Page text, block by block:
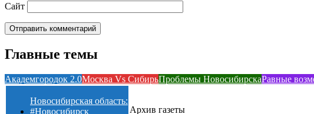
Сайт
Главные темы
Академгородок 2.0Москва Vs СибирьПроблемы НовосибирскаРавные
Новосибирская область:
#Новосибирск
Архив газеты